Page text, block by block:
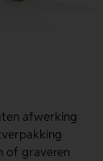
afwerking
of graveren